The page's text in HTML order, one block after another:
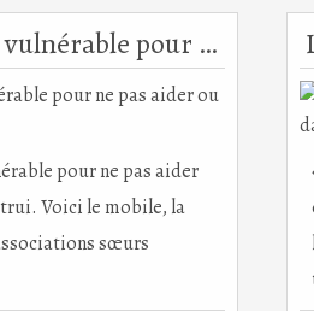
Nul n’est assez vulnérable pour ne pas aider ou faire du bien à autrui.
pour ne pas aider
Voici le mobile, la
sœurs